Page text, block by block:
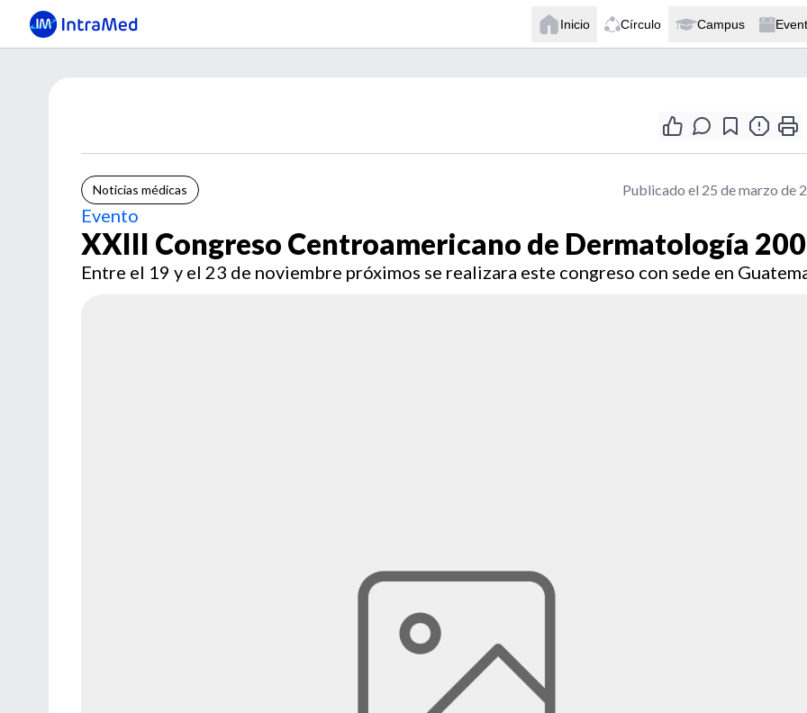
Inicio Círculo Campus
Noticias médicas Publicado el 25 de marzo de
Evento
XXIII Congreso Centroamericano de Dermatología
Entre el 19 y el 23 de noviembre próximos se realizara este congreso con sede en